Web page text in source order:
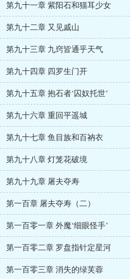
第九十一章 紫阳石和猫耳少女
第九十二章 又见戚山
第九十三章 九窍皆通乎天气
第九十四章 四罗生门开
第九十五章 抱石者‘囚奴托世’
第九十六章 重回平遥城
第九十七章 鱼目族和百衲衣
第九十八章 灯笼花破境
第九十九章 屠夫夺寿
第一百章 屠夫夺寿（二）
第一百零一章 外魔‘细眼怪手’
第一百零二章 罗盘指针定星河
第一百零三章 消失的绿芙蓉